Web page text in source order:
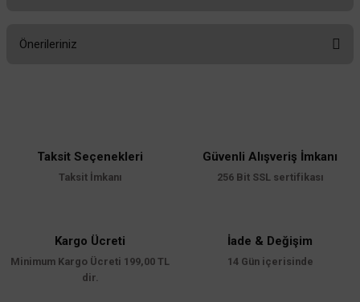
Önerileriniz
Ürün resmi kalitesiz, bozuk veya görüntülenemiyor.
Ürün fiyatı diğer sitelerden daha pahalı.
Bu ürüne benzer farklı alternatifler olmalı.
Taksit Seçenekleri
Taksit İmkanı
Güvenli Alışveriş İmkanı
256 Bit SSL sertifikası
Kargo Ücreti
Minimum Kargo Ücreti 199,00 TL
dir.
İade & Değişim
14 Gün içerisinde